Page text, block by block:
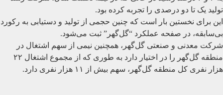
تولید یک تا دو درصدی را تجربه کرده بود.
این برای نخستین بار است که چنین حجمی از تولید و دستیابی به رکورد
بی‌سابقه، در صفحه عملکرد “گل‌گهر” ثبت می‌شود.
شرکت معدنی و صنعتی گل‌گهر، همچنین نیمی از سهم اشتغال در
منطقه گل‌گهر را در اختیار دارد به طوری که از مجموع اشتغال ۲۲
هزار نفری کل منطقه گل‌گهر، سهم بیش از ۱۱ هزار نفری دارد.